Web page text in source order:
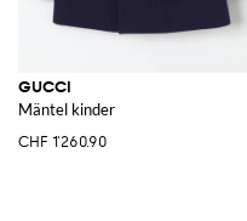
GUCCI
Mäntel kinder
CHF 1'260.90